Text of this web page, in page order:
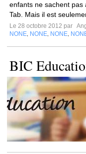
enfants ne sachent pas
Tab. Mais il est
Le 28 octobre 2012 par
NONE NONE NONE
BIC